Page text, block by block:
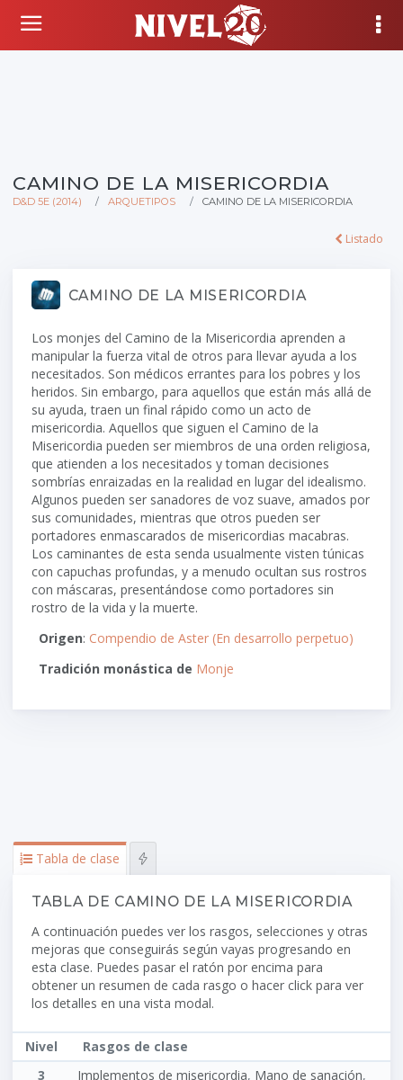
CAMINO DE LA MISERICORDIA
D&D 5E (2014) ARQUETIPOS CAMINO DE LA MISERICORDIA
Listado
CAMINO DE LA MISERICORDIA
Los monjes del Camino de la Misericordia aprenden a
manipular la fuerza vital de otros para llevar ayuda a los
necesitados. Son médicos errantes para los pobres y los
heridos. Sin embargo, para aquellos que están más allá de
su ayuda, traen un final rápido como un acto de
misericordia. Aquellos que siguen el Camino de la
Misericordia pueden ser miembros de una orden religiosa,
que atienden a los necesitados y toman decisiones
sombrías enraizadas en la realidad en lugar del idealismo.
Algunos pueden ser sanadores de voz suave, amados por
sus comunidades, mientras que otros pueden ser
portadores enmascarados de misericordias macabras.
Los caminantes de esta senda usualmente visten túnicas
con capuchas profundas, y a menudo ocultan sus rostros
con máscaras, presentándose como portadores sin
rostro de la vida y la muerte.
Origen: Compendio de Aster (En desarrollo perpetuo)
Tradición monástica de Monje
Tabla de clase
TABLA DE CAMINO DE LA MISERICORDIA
A continuación puedes ver los rasgos, selecciones y otras
mejoras que conseguirás según vayas progresando en
esta clase. Puedes pasar el ratón por encima para
obtener un resumen de cada rasgo o hacer click para ver
los detalles en una vista modal.
Nivel
Rasgos de clase
3
Implementos de misericordia, Mano de sanación,